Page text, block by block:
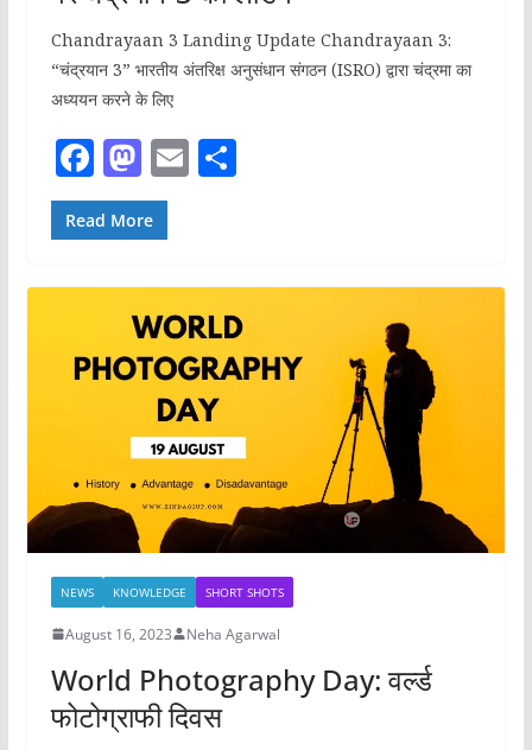
Chandrayaan 3 Landing Update Chandrayaan 3:
“चंद्रयान 3” भारतीय अंतरिक्ष अनुसंधान संगठन (ISRO) द्वारा चंद्रमा का
अध्ययन करने के लिए
F
a
c
o
o
M
a
st
d
o
n
E S
Read More
NEWS KNOWLEDGE SHORT SHOTS
August 16, 2023 Neha Agarwal
World Photography Day: वर्ल्ड
फोटोग्राफी दिवस